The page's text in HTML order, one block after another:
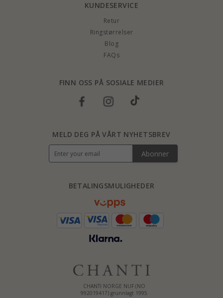
KUNDESERVICE
Retur
Ringstørrelser
Blog
FAQs
FINN OSS PÅ SOSIALE MEDIER
CHANTI NORGE NUF (NO
992019417) grunnlagt 1995
BETALINGSMULIGHEDER
MELD DEG PÅ VÅRT NYHETSBREV
Abonner